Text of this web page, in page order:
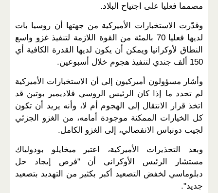
مصمما فعليا على اجتياح البلاد.
وقدّرت الاستخبارات الأميركية من جهتها أن روسيا بات
لديها فعليا 70 بالمئة من القوة اللازمة لتنفيذ غزو واسع
النطاق لأوكرانيا ويمكن أن يكون لديها القدرة الكافية أي
150 ألف جندي لتنفيذ هجوم خلال أسبوعين.
وأشار مسؤولون أميركيون إلى أن الاستخبارات الأميركية
لم تحدد ما إذا كان الرئيس الروسي فلاديمير بوتين قد
اتخذ قرار الانتقال إلى الهجوم أم لا، وأنه يريد أن تكون
كل الخيارات الممكنة موجودة أمامه، من الغزو الجزئي
لجيب دونباس الانفصالي، إلى الغزو الكامل.
وبعد التحذيرات الأميركية، اعتبر ميخايلو بودولياك
مستشار الرئيس الأوكراني أن "فرص إيجاد حل
دبلوماسي لخفض التصعيد أكبر بكثير من التهديد بتصعيد
جديد".